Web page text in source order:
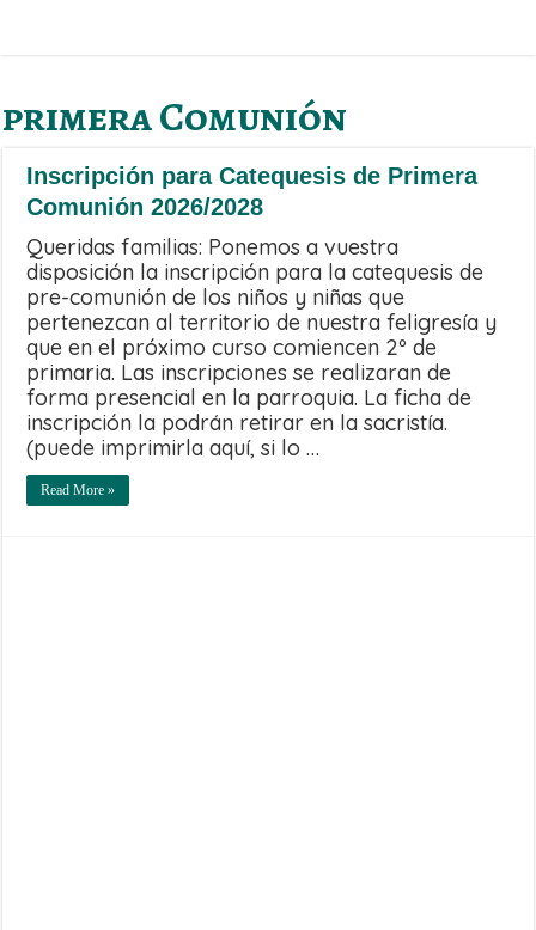
primera Comunión
Inscripción para Catequesis de Primera
Comunión 2026/2028
Queridas familias: Ponemos a vuestra
disposición la inscripción para la catequesis de
pre-comunión de los niños y niñas que
pertenezcan al territorio de nuestra feligresía y
que en el próximo curso comiencen 2º de
primaria. Las inscripciones se realizaran de
forma presencial en la parroquia. La ficha de
inscripción la podrán retirar en la sacristía.
(puede imprimirla aquí, si lo …
Read More »